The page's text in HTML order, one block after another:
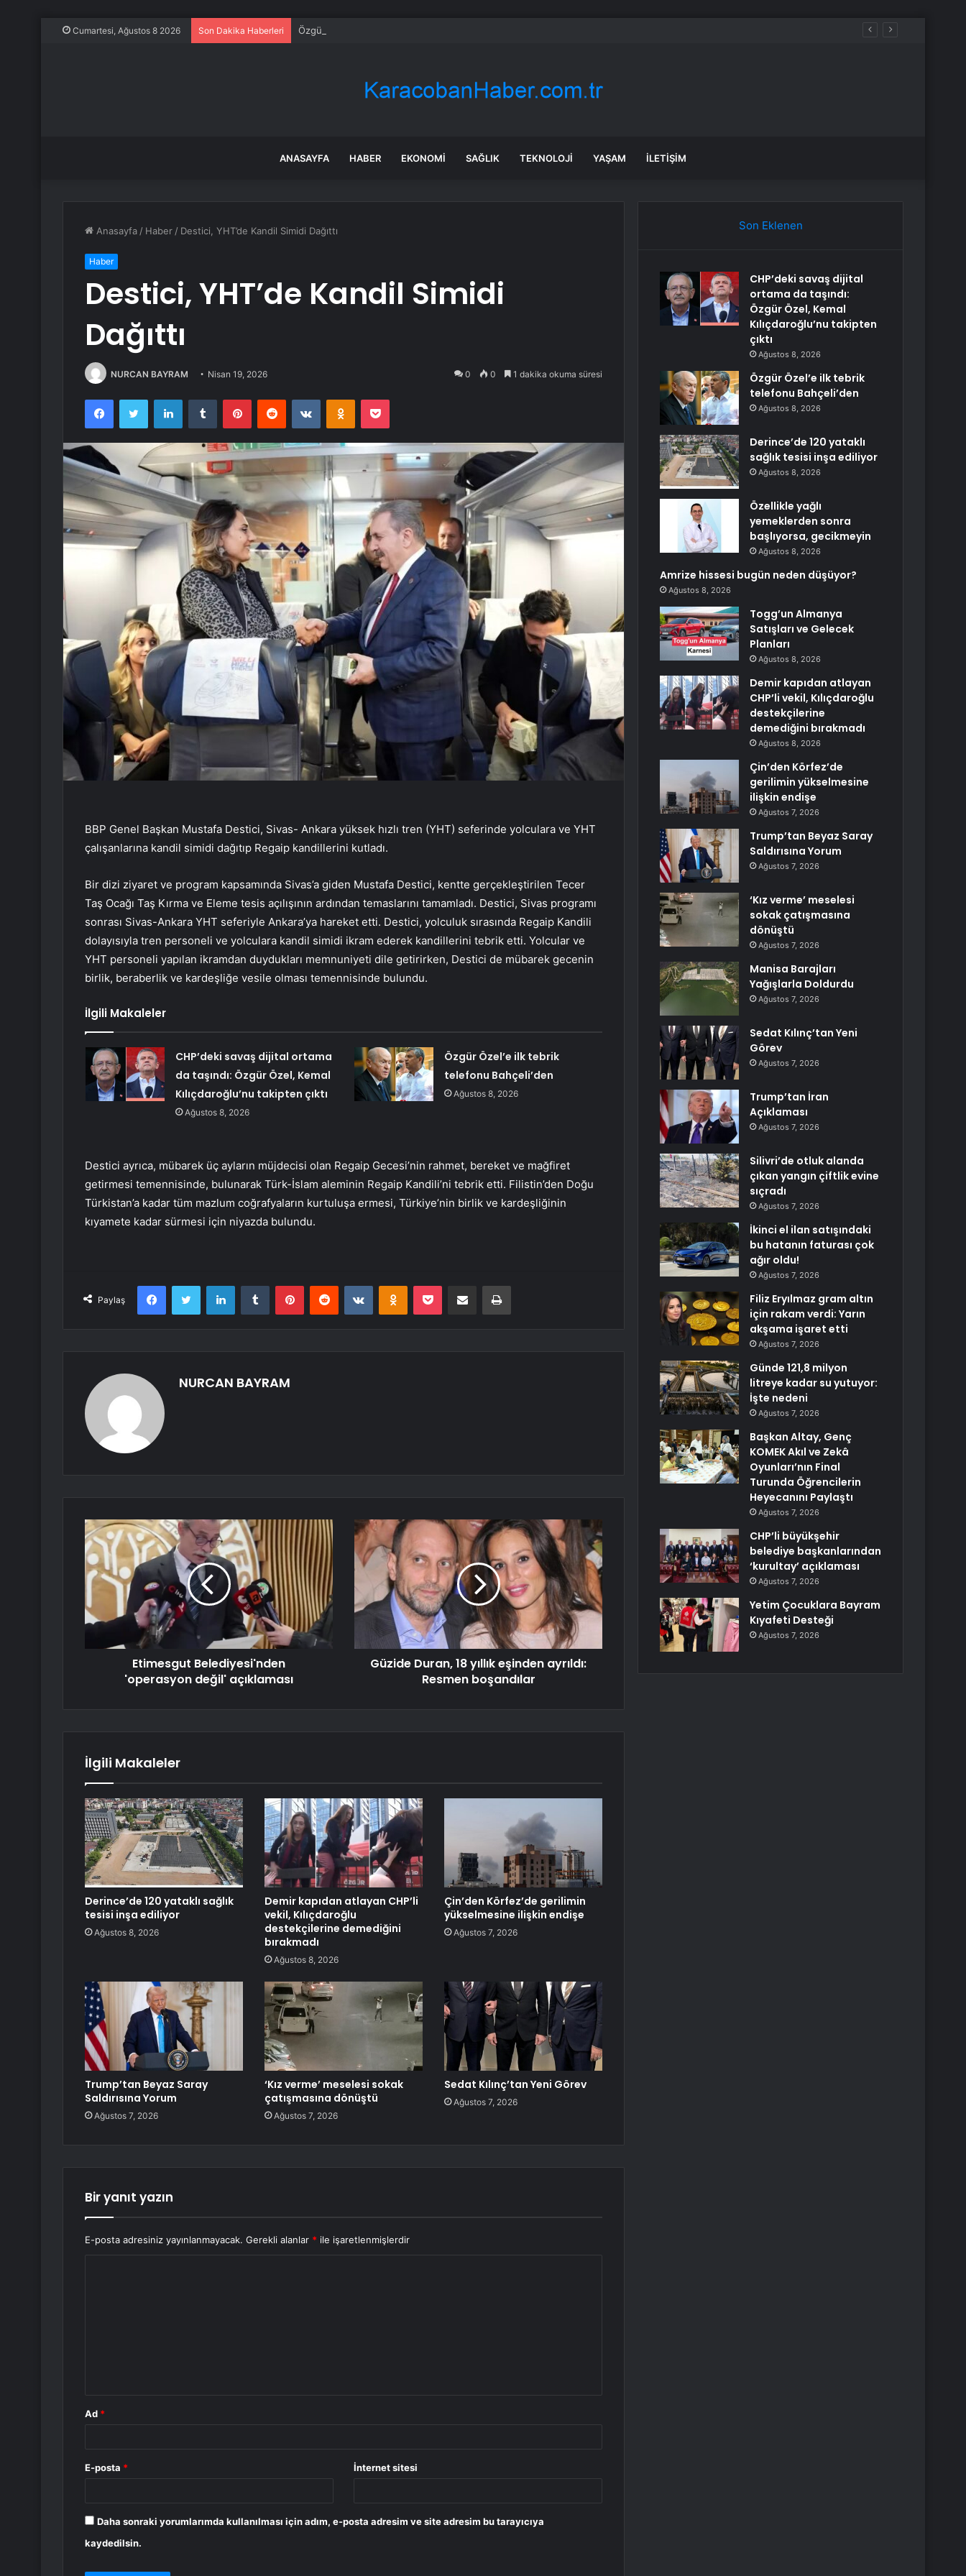
Cumartesi, Ağustos 8 2026 Son Dakika Haberleri Özgür Özel’e ilk tebrik telefonu Bahçeli’den
ANASAYFA HABER EKONOMI SAĞLIK TEKNOLOJI YAŞAM İLETIŞIM
Anasayfa / Haber / Destici, YHT’de Kandil Simidi Dağıttı
Haber
Destici, YHT’de Kandil Simidi
Dağıttı
NURCAN BAYRAM Nisan 19, 2026 0 0 1 dakika okuma süresi
FacebookTwitter LinkedInTumblr PinterestReddit VKontakteOdnoklassniki
Pocket
BBP Genel Başkan Mustafa Destici, Sivas- Ankara yüksek hızlı tren (YHT) seferinde yolculara ve YHT
çalışanlarına kandil simidi dağıtıp Regaip kandillerini kutladı.
Bir dizi ziyaret ve program kapsamında Sivas’a giden Mustafa Destici, kentte gerçekleştirilen Tecer
Taş Ocağı Taş Kırma ve Eleme tesis açılışının ardından temaslarını tamamladı. Destici, Sivas programı
sonrası Sivas-Ankara YHT seferiyle Ankara’ya hareket etti. Destici, yolculuk sırasında Regaip Kandili
dolayısıyla tren personeli ve yolculara kandil simidi ikram ederek kandillerini tebrik etti. Yolcular ve
YHT personeli yapılan ikramdan duydukları memnuniyeti dile getirirken, Destici de mübarek gecenin
birlik, beraberlik ve kardeşliğe vesile olması temennisinde bulundu.
İlgili Makaleler
CHP’deki savaş dijital ortama
da taşındı: Özgür Özel, Kemal
Kılıçdaroğlu’nu takipten çıktı
Ağustos 8, 2026
Özgür Özel’e ilk tebrik
telefonu Bahçeli’den
Ağustos 8, 2026
Destici ayrıca, mübarek üç ayların müjdecisi olan Regaip Gecesi’nin rahmet, bereket ve mağfiret
getirmesi temennisinde, bulunarak Türk-İslam aleminin Regaip Kandili’ni tebrik etti. Filistin’den Doğu
Türkistan’a kadar tüm mazlum coğrafyaların kurtuluşa ermesi, Türkiye’nin birlik ve kardeşliğinin
kıyamete kadar sürmesi için niyazda bulundu.
Paylaş
FacebookTwitter LinkedInTumblr PinterestReddit VKontakteOdnoklassniki
Pocket E-Posta ile paylaş Yazdır
NURCAN BAYRAM
Etimesgut Belediyesi'nden
'operasyon değil' açıklaması
Güzide Duran, 18 yıllık eşinden ayrıldı:
Resmen boşandılar
İlgili Makaleler
Derince’de 120 yataklı sağlık
tesisi inşa ediliyor
Ağustos 8, 2026
Demir kapıdan atlayan CHP’li
vekil, Kılıçdaroğlu
destekçilerine demediğini
bırakmadı
Ağustos 8, 2026
Çin’den Körfez’de gerilimin
yükselmesine ilişkin endişe
Ağustos 7, 2026
Trump’tan Beyaz Saray
Saldırısına Yorum
Ağustos 7, 2026
‘Kız verme’ meselesi sokak
çatışmasına dönüştü
Ağustos 7, 2026
Sedat Kılınç’tan Yeni Görev
Ağustos 7, 2026
Bir yanıt yazın
E-posta adresiniz yayınlanmayacak. Gerekli alanlar * ile işaretlenmişlerdir
Ad *
E-posta * İnternet sitesi
Daha sonraki yorumlarımda kullanılması için adım, e-posta adresim ve site adresim bu tarayıcıya
kaydedilsin.
Son Eklenen
CHP’deki savaş dijital
ortama da taşındı:
Özgür Özel, Kemal
Kılıçdaroğlu’nu takipten
çıktı
Ağustos 8, 2026
Özgür Özel’e ilk tebrik
telefonu Bahçeli’den
Ağustos 8, 2026
Derince’de 120 yataklı
sağlık tesisi inşa ediliyor
Ağustos 8, 2026
Özellikle yağlı
yemeklerden sonra
başlıyorsa, gecikmeyin
Ağustos 8, 2026
Amrize hissesi bugün neden düşüyor?
Ağustos 8, 2026
Togg’un Almanya
Satışları ve Gelecek
Planları
Ağustos 8, 2026
Demir kapıdan atlayan
CHP’li vekil, Kılıçdaroğlu
destekçilerine
demediğini bırakmadı
Ağustos 8, 2026
Çin’den Körfez’de
gerilimin yükselmesine
ilişkin endişe
Ağustos 7, 2026
Trump’tan Beyaz Saray
Saldırısına Yorum
Ağustos 7, 2026
‘Kız verme’ meselesi
sokak çatışmasına
dönüştü
Ağustos 7, 2026
Manisa Barajları
Yağışlarla Doldurdu
Ağustos 7, 2026
Sedat Kılınç’tan Yeni
Görev
Ağustos 7, 2026
Trump’tan İran
Açıklaması
Ağustos 7, 2026
Silivri’de otluk alanda
çıkan yangın çiftlik evine
sıçradı
Ağustos 7, 2026
İkinci el ilan satışındaki
bu hatanın faturası çok
ağır oldu!
Ağustos 7, 2026
Filiz Eryılmaz gram altın
için rakam verdi: Yarın
akşama işaret etti
Ağustos 7, 2026
Günde 121,8 milyon
litreye kadar su yutuyor:
İşte nedeni
Ağustos 7, 2026
Başkan Altay, Genç
KOMEK Akıl ve Zekâ
Oyunları’nın Final
Turunda Öğrencilerin
Heyecanını Paylaştı
Ağustos 7, 2026
CHP’li büyükşehir
belediye başkanlarından
‘kurultay’ açıklaması
Ağustos 7, 2026
Yetim Çocuklara Bayram
Kıyafeti Desteği
Ağustos 7, 2026